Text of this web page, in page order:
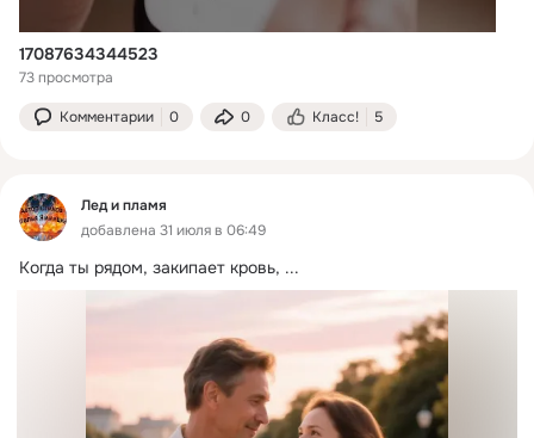
17087634344523
73 просмотра
Комментарии 0 0 Класс! 5
Лед и пламя
добавлена 31 июля в 06:49
Когда ты рядом, закипает кровь, ...